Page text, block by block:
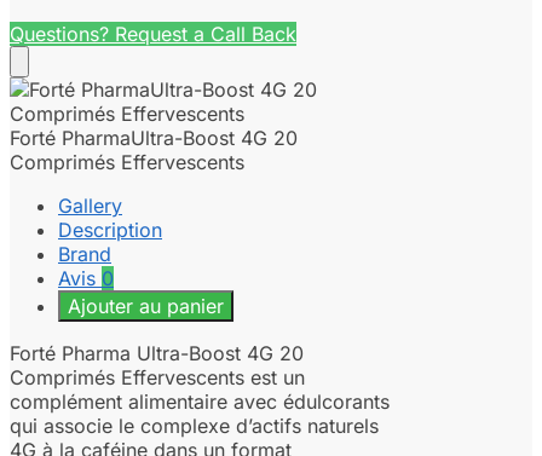
Questions? Request a Call Back
Forté PharmaUltra-Boost 4G 20
Comprimés Effervescents
Gallery
Description
Brand
Avis 0
Ajouter au panier
Forté Pharma Ultra-Boost 4G 20
Comprimés Effervescents est un
complément alimentaire avec édulcorants
qui associe le complexe d’actifs naturels
4G à la caféine dans un format